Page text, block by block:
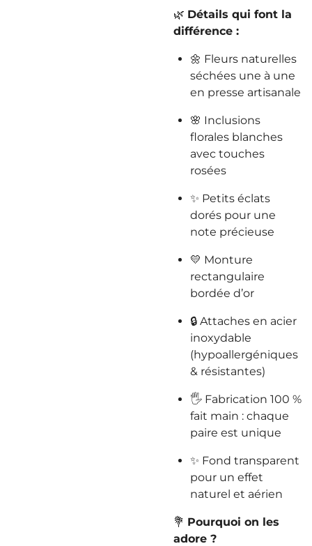
🌿 Détails qui font la
différence :
🌼 Fleurs naturelles
séchées une à une
en presse artisanale
🌸 Inclusions
florales blanches
avec touches
rosées
✨ Petits éclats
dorés pour une
note précieuse
💛 Monture
rectangulaire
bordée d’or
🔒 Attaches en acier
inoxydable
(hypoallergéniques
& résistantes)
🖐️ Fabrication 100 %
fait main : chaque
paire est unique
✨ Fond transparent
pour un effet
naturel et aérien
💐 Pourquoi on les
adore ?